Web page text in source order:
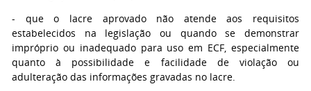
- que o lacre aprovado não atende aos requisitos
estabelecidos na legislação ou quando se demonstrar
impróprio ou inadequado para uso em ECF, especialmente
quanto à possibilidade e facilidade de violação ou
adulteração das informações gravadas no lacre.